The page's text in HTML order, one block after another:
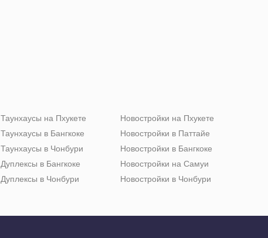
Таунхаусы на Пхукете
Таунхаусы в Бангкоке
Таунхаусы в Чонбури
Дуплексы в Бангкоке
Дуплексы в Чонбури
Новостройки на Пхукете
Новостройки в Паттайе
Новостройки в Бангкоке
Новостройки на Самуи
Новостройки в Чонбури